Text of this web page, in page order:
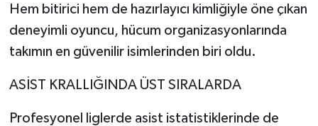
Hem bitirici hem de hazırlayıcı kimliğiyle öne çıkan
deneyimli oyuncu, hücum organizasyonlarında
takımın en güvenilir isimlerinden biri oldu.
ASİST KRALLIĞINDA ÜST SIRALARDA
Profesyonel liglerde asist istatistiklerinde de